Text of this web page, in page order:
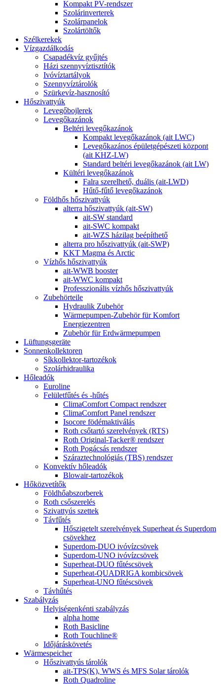
Kompakt PV-rendszer
Szolárinverterek
Szolárpanelok
Szolártöltők
Szélkerekek
Vízgazdálkodás
Csapadékvíz gyűjtés
Házi szennyvíztisztítók
Ivóvíztartályok
Szennyvíztárolók
Szürkevíz-hasznosító
Hőszivattyúk
Levegőbojlerek
Levegőkazánok
Beltéri levegőkazánok
Kompakt levegőkazánok (ait LWC)
Levegőkazános épületgépészeti központ
(ait KHZ-LW)
Standard beltéri levegőkazánok (ait LW)
Kültéri levegőkazánok
Falra szerelhető, duális (ait-LWD)
Hűtő-fűtő levegőkazánok
Földhős hőszivattyúk
alterra hőszivattyúk (ait-SW)
ait-SW standard
ait-SWC kompakt
ait-WZS házilag beépíthető
alterra pro hőszivattyúk (ait-SWP)
KKT Magma és Arctic
Vízhős hőszivattyúk
ait-WWB booster
ait-WWC kompakt
Professzionális vízhős hőszivattyúk
Zubehörteile
Hydraulik Zubehör
Wärmepumpen-Zubehör für Komfort
Energiezentren
Zubehör für Erdwärmepumpen
Lüftungsgeräte
Sonnenkollektoren
Síkkollektor-tartozékok
Szolárhidraulika
Hőleadók
Euroline
Felületfűtés és -hűtés
ClimaComfort Compact rendszer
ClimaComfort Panel rendszer
Isocore födémaktiválás
Roth csőtartó szerelvények (RTS)
Roth Original-Tacker® rendszer
Roth Pogácsás rendszer
Száraztechnológiás (TBS) rendszer
Konvektív hőleadók
Blowair-tartozékok
Hőközvetítők
Földhőabszorberek
Roth csőszerelés
Szivattyús szettek
Távfűtés
Hőszigetelt szerelvények Superheat és Superdom
csövekhez
Superdom-DUO ivóvízcsövek
Superdom-UNO ivóvízcsövek
Superheat-DUO fűtéscsövek
Superheat-QUADRIGA kombicsövek
Superheat-UNO fűtéscsövek
Távhűtés
Szabályzás
Helyiségenkénti szabályzás
alpha home
Roth Basicline
Roth Touchline®
Időjáráskövetés
Wärmespeicher
Hőszivattyús tárolók
ait-TPS(K), WWS és MFS Solar tárolók
Roth Quadroline